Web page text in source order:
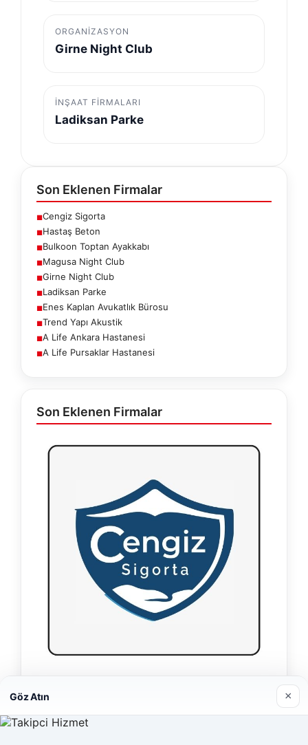
ORGANIZASYON
Girne Night Club
İNŞAAT FIRMALARI
Ladiksan Parke
Son Eklenen Firmalar
■Cengiz Sigorta
■Hastaş Beton
■Bulkoon Toptan Ayakkabı
■Magusa Night Club
■Girne Night Club
■Ladiksan Parke
■Enes Kaplan Avukatlık Bürosu
■Trend Yapı Akustik
■A Life Ankara Hastanesi
■A Life Pursaklar Hastanesi
Son Eklenen Firmalar
26/05/2026
Göz Atın ×